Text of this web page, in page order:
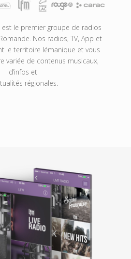
le premier groupe de radios
Nos radios, TV, App et
le territoire lémanique et vous
variée de contenus musicaux,
d’infos et
régionales.